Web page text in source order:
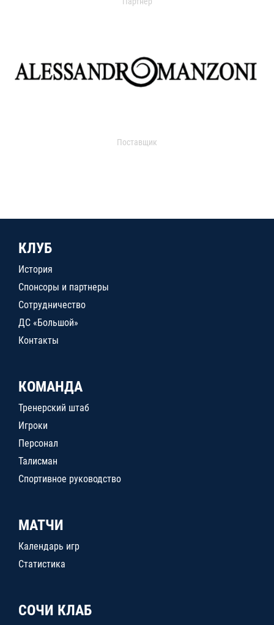
Поставщик
КЛУБ
История
Спонсоры и партнеры
Сотрудничество
ДС «Большой»
Контакты
КОМАНДА
Тренерский штаб
Игроки
Персонал
Талисман
Спортивное руководство
МАТЧИ
Календарь игр
Статистика
СОЧИ КЛАБ